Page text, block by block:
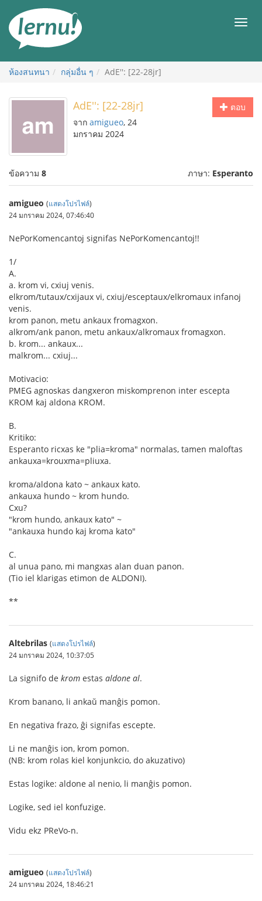
สารบัญ
เมนู
ห้องสนทนา กลุ่มอื่น ๆ AdE'': [22-28jr]
ตอบ
AdE'': [22-28jr]
จาก amigueo, 24
มกราคม 2024
ข้อความ 8 ภาษา: Esperanto
amigueo (แสดงโปรไฟล์)
24 มกราคม 2024, 07:46:40
NePorKomencantoj signifas NePorKomencantoj!!
1/
A.
a. krom vi, cxiuj venis.
elkrom/tutaux/cxijaux vi, cxiuj/esceptaux/elkromaux infanoj
venis.
krom panon, metu ankaux fromagxon.
alkrom/ank panon, metu ankaux/alkromaux fromagxon.
b. krom... ankaux...
malkrom... cxiuj...
Motivacio:
PMEG agnoskas dangxeron miskomprenon inter escepta
KROM kaj aldona KROM.
B.
Kritiko:
Esperanto ricxas ke "plia=kroma" normalas, tamen maloftas
ankauxa=krouxma=pliuxa.
kroma/aldona kato ~ ankaux kato.
ankauxa hundo ~ krom hundo.
Cxu?
"krom hundo, ankaux kato" ~
"ankauxa hundo kaj kroma kato"
C.
al unua pano, mi mangxas alan duan panon.
(Tio iel klarigas etimon de ALDONI).
**
Altebrilas (แสดงโปรไฟล์)
24 มกราคม 2024, 10:37:05
La signifo de krom estas aldone al.
Krom banano, li ankaŭ manĝis pomon.
En negativa frazo, ĝi signifas escepte.
Li ne manĝis ion, krom pomon.
(NB: krom rolas kiel konjunkcio, do akuzativo)
Estas logike: aldone al nenio, li manĝis pomon.
Logike, sed iel konfuzige.
Vidu ekz PReVo-n.
amigueo (แสดงโปรไฟล์)
24 มกราคม 2024, 18:46:21